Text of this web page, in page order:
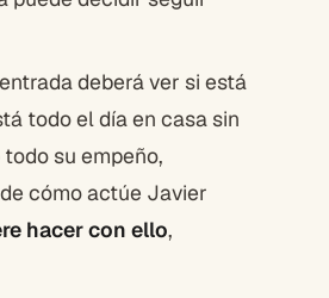
deberá ver si está
todo el día en casa sin
su empeño,
cómo actúe Javier
hacer con ello,